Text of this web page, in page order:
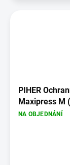
PIHER
Maxipress M
NA OBJEDNÁNÍ